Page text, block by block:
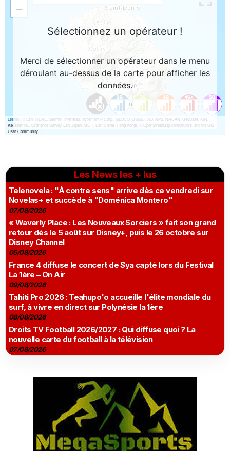
Les News les + lus
Telenovela : "À contre sens" arrive dès ce vendredi sur
Novelas+ et succède à "Doménica Montero"
07/08/2026
« Waverly Place : Les Nouveaux Sorciers » fait son grand
retour dès le 5 août sur Disney+, puis le 26 octobre sur
Disney Channel
05/08/2026
France 4 diffuse le concert de Sya capté lors du Festival
La 1ère – On Air
09/08/2026
Tahiti Pro 2026 : Teahupo'o accueille l'élite mondiale du
surf, à vivre en direct sur Polynésie la 1ère
08/08/2026
Droits TV Football 2026/2027 : Qui diffuse quoi ? La
nouvelle carte du football à la télévision
07/08/2026